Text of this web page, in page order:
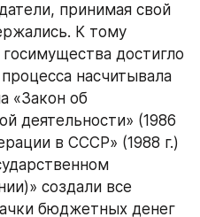
принимая свой
К тому
достигло
насчитывала
«Закон об
деятельности» (1986
в СССР» (1988 г.)
создали все
бюджетных денег